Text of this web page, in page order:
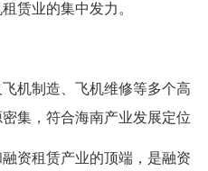
赁业的集中发力。
机制造、飞机维修等多个高
集，符合海南产业发展定位
资租赁产业的顶端，是融资